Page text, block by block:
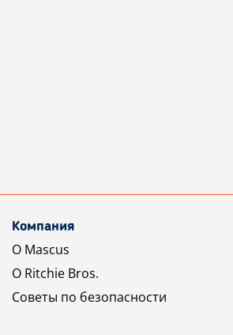
Компания
О Mascus
О Ritchie Bros.
Советы по безопасности